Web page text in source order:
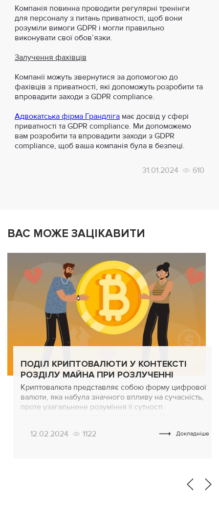
Компанія повинна проводити регулярні тренінги
для персоналу з питань приватності, щоб вони
розуміли вимоги GDPR і могли правильно
виконувати свої обов’язки.
Залучення фахівців
Компанії можуть звернутися за допомогою до
фахівців з приватності, які допоможуть розробити та
впровадити заходи з GDPR compliance.
Адвокатська фірма Грандліга має досвід у сфері
приватності та GDPR compliance. Ми допоможемо
вам розробити та впровадити заходи з GDPR
compliance, щоб ваша компанія була в безпеці.
31.01.2024 610
ВАС МОЖЕ ЗАЦІКАВИТИ
ПОДІЛ КРИПТОВАЛЮТИ У КОНТЕКСТІ
РОЗДІЛУ МАЙНА ПРИ РОЗЛУЧЕННІ
Криптовалюта представляє собою форму цифрової
валюти, яка набула значного впливу на сучасність,
проте узагальнене розуміння її сутності
житті постійно зростає. Станом на січень 2024 року
12.02.2024 1122 Докладніше